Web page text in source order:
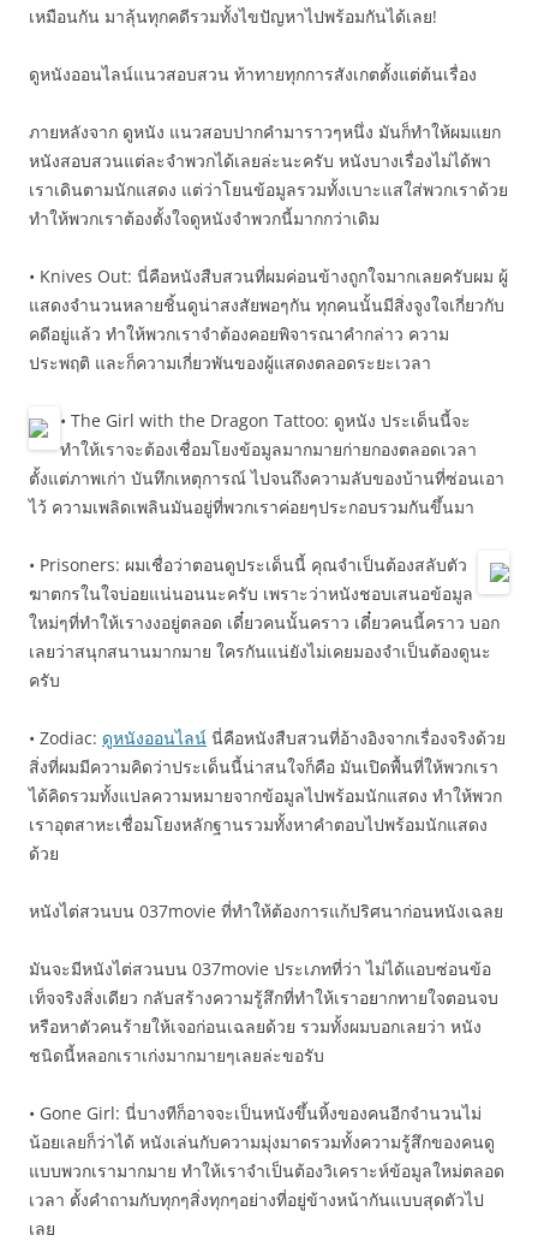
เหมือนกัน มาลุ้นทุกคดีรวมทั้งไขปัญหาไปพร้อมกันได้เลย!
ดูหนังออนไลน์แนวสอบสวน ท้าทายทุกการสังเกตตั้งแต่ต้นเรื่อง
ภายหลังจาก ดูหนัง แนวสอบปากคำมาราวๆหนึ่ง มันก็ทำให้ผมแยก
หนังสอบสวนแต่ละจำพวกได้เลยล่ะนะครับ หนังบางเรื่องไม่ได้พา
เราเดินตามนักแสดง แต่ว่าโยนข้อมูลรวมทั้งเบาะแสใส่พวกเราด้วย
ทำให้พวกเราต้องตั้งใจดูหนังจำพวกนี้มากกว่าเดิม
• Knives Out: นี่คือหนังสืบสวนที่ผมค่อนข้างถูกใจมากเลยครับผม ผู้
แสดงจำนวนหลายชิ้นดูน่าสงสัยพอๆกัน ทุกคนนั้นมีสิ่งจูงใจเกี่ยวกับ
คดีอยู่แล้ว ทำให้พวกเราจำต้องคอยพิจารณาคำกล่าว ความ
ประพฤติ และก็ความเกี่ยวพันของผู้แสดงตลอดระยะเวลา
• The Girl with the Dragon Tattoo: ดูหนัง ประเด็นนี้จะ
ทำให้เราจะต้องเชื่อมโยงข้อมูลมากมายก่ายกองตลอดเวลา
ตั้งแต่ภาพเก่า บันทึกเหตุการณ์ ไปจนถึงความลับของบ้านที่ซ่อนเอา
ไว้ ความเพลิดเพลินมันอยู่ที่พวกเราค่อยๆประกอบรวมกันขึ้นมา
• Prisoners: ผมเชื่อว่าตอนดูประเด็นนี้ คุณจำเป็นต้องสลับตัว
ฆาตกรในใจบ่อยแน่นอนนะครับ เพราะว่าหนังชอบเสนอข้อมูล
ใหม่ๆที่ทำให้เรางงอยู่ตลอด เดี๋ยวคนนั้นคราว เดี๋ยวคนนี้คราว บอก
เลยว่าสนุกสนานมากมาย ใครกันแน่ยังไม่เคยมองจำเป็นต้องดูนะ
ครับ
• Zodiac: ดูหนังออนไลน์ นี่คือหนังสืบสวนที่อ้างอิงจากเรื่องจริงด้วย
สิ่งที่ผมมีความคิดว่าประเด็นนี้น่าสนใจก็คือ มันเปิดพื้นที่ให้พวกเรา
ได้คิดรวมทั้งแปลความหมายจากข้อมูลไปพร้อมนักแสดง ทำให้พวก
เราอุตสาหะเชื่อมโยงหลักฐานรวมทั้งหาคำตอบไปพร้อมนักแสดง
ด้วย
หนังไต่สวนบน 037movie ที่ทำให้ต้องการแก้ปริศนาก่อนหนังเฉลย
มันจะมีหนังไต่สวนบน 037movie ประเภทที่ว่า ไม่ได้แอบซ่อนข้อ
เท็จจริงสิ่งเดียว กลับสร้างความรู้สึกที่ทำให้เราอยากทายใจตอนจบ
หรือหาตัวคนร้ายให้เจอก่อนเฉลยด้วย รวมทั้งผมบอกเลยว่า หนัง
ชนิดนี้หลอกเราเก่งมากมายๆเลยล่ะขอรับ
• Gone Girl: นี่บางทีก็อาจจะเป็นหนังขึ้นหิ้งของคนอีกจำนวนไม่
น้อยเลยก็ว่าได้ หนังเล่นกับความมุ่งมาดรวมทั้งความรู้สึกของคนดู
แบบพวกเรามากมาย ทำให้เราจำเป็นต้องวิเคราะห์ข้อมูลใหม่ตลอด
เวลา ตั้งคำถามกับทุกๆสิ่งทุกๆอย่างที่อยู่ข้างหน้ากันแบบสุดตัวไป
เลย